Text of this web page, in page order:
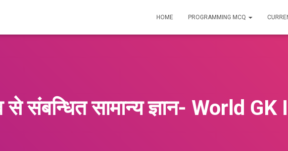
HOME PROGRAMMING MCQ
से संबन्धित सामान्य ज्ञान- World